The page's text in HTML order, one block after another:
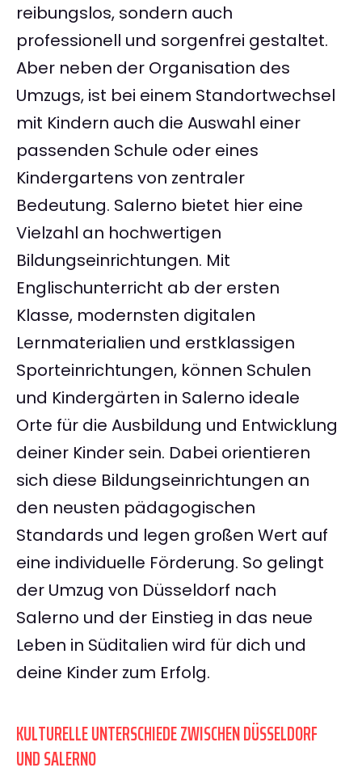
reibungslos, sondern auch
professionell und sorgenfrei gestaltet.
Aber neben der Organisation des
Umzugs, ist bei einem Standortwechsel
mit Kindern auch die Auswahl einer
passenden Schule oder eines
Kindergartens von zentraler
Bedeutung. Salerno bietet hier eine
Vielzahl an hochwertigen
Bildungseinrichtungen. Mit
Englischunterricht ab der ersten
Klasse, modernsten digitalen
Lernmaterialien und erstklassigen
Sporteinrichtungen, können Schulen
und Kindergärten in Salerno ideale
Orte für die Ausbildung und Entwicklung
deiner Kinder sein. Dabei orientieren
sich diese Bildungseinrichtungen an
den neusten pädagogischen
Standards und legen großen Wert auf
eine individuelle Förderung. So gelingt
der Umzug von Düsseldorf nach
Salerno und der Einstieg in das neue
Leben in Süditalien wird für dich und
deine Kinder zum Erfolg.
KULTURELLE UNTERSCHIEDE ZWISCHEN DÜSSELDORF
UND SALERNO